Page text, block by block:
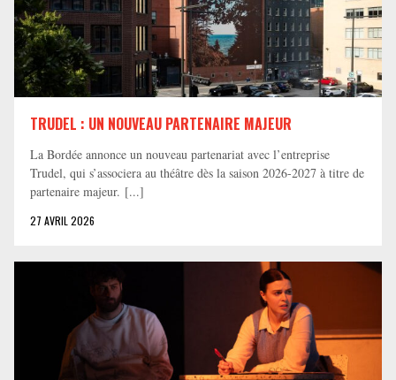
TRUDEL : UN NOUVEAU PARTENAIRE MAJEUR
La Bordée annonce un nouveau partenariat avec l’entreprise
Trudel, qui s’associera au théâtre dès la saison 2026-2027 à titre de
partenaire majeur. [...]
27 AVRIL 2026